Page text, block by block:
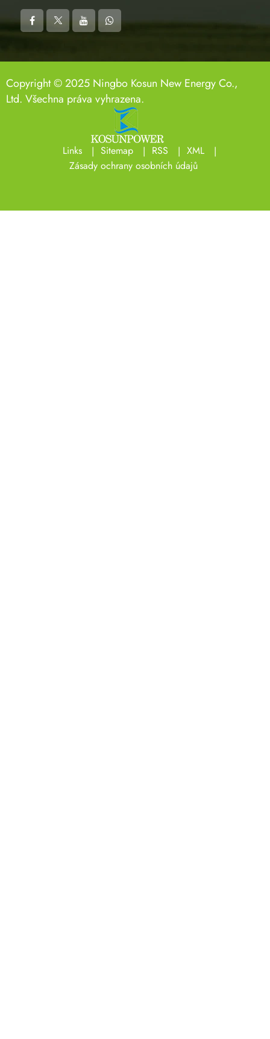
Copyright © 2025 Ningbo Kosun New Energy Co.,
Ltd. Všechna práva vyhrazena.
Links Sitemap RSS
XML
Zásady ochrany osobních údajů